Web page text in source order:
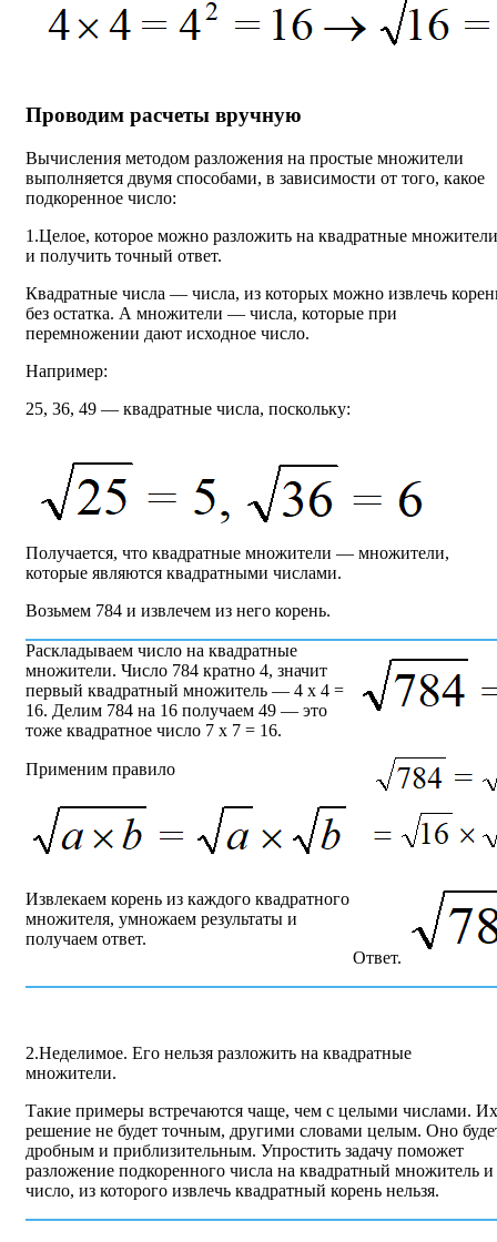
Проводим расчеты вручную
Вычисления методом разложения на простые множители
выполняется двумя способами, в зависимости от того, какое
подкоренное число:
1.Целое, которое можно разложить на квадратные множители
и получить точный ответ.
Квадратные числа — числа, из которых можно извлечь
без остатка. А множители — числа, которые при
перемножении дают исходное число.
Например:
25, 36, 49 — квадратные числа, поскольку:
Получается, что квадратные множители — множители,
которые являются квадратными числами.
Возьмем 784 и извлечем из него корень.
Раскладываем число на квадратные
множители. Число 784 кратно 4, значит
первый квадратный множитель — 4 x 4 =
16. Делим 784 на 16 получаем 49 — это
тоже квадратное число 7 x 7 = 16.
Применим правило
Извлекаем корень из каждого квадратного
множителя, умножаем результаты и
получаем ответ.
Ответ.
2.Неделимое. Его нельзя разложить на квадратные
множители.
Такие примеры встречаются чаще, чем с целыми числами. Их
решение не будет точным, другими словами целым. Оно
дробным и приблизительным. Упростить задачу поможет
разложение подкоренного числа на квадратный множитель и
число, из которого извлечь квадратный корень нельзя.